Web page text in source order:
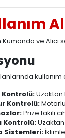
Kumanda ve
kullanım
Kontrolü:Uzaktan
Kontrolü:
Prize takılı
Kontrolü:
Sistemleri: